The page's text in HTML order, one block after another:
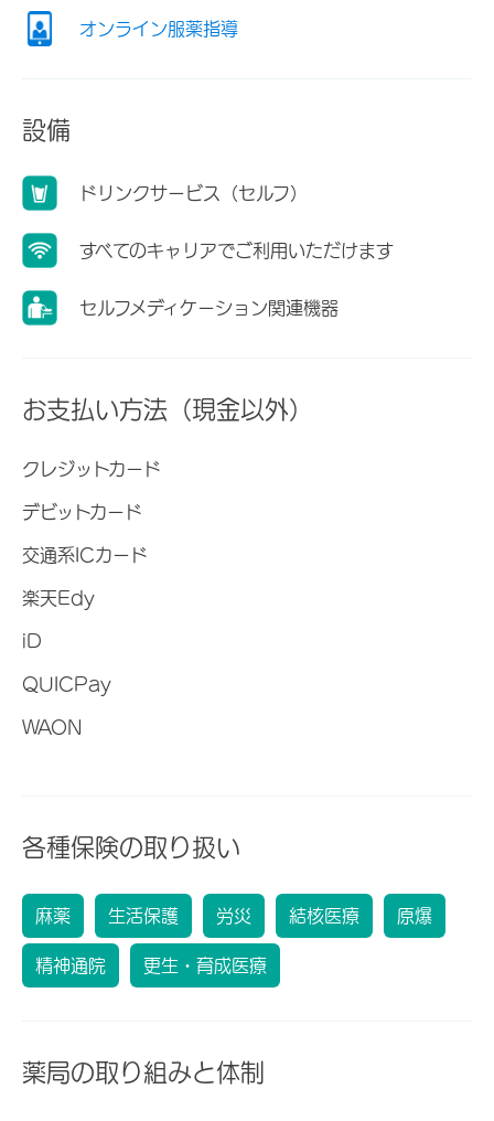
オンライン服薬指導
設備
ドリンクサービス（セルフ）
すべてのキャリアでご利用いただけます
セルフメディケーション関連機器
お支払い方法（現金以外）
クレジットカード
デビットカード
交通系ICカード
楽天Edy
iD
QUICPay
WAON
各種保険の取り扱い
麻薬 生活保護 労災 結核医療 原爆
精神通院 更生・育成医療
薬局の取り組みと体制